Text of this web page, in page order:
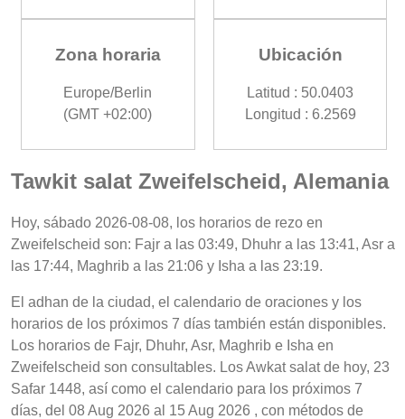
Zona horaria
Europe/Berlin
(GMT +02:00)
Ubicación
Latitud : 50.0403
Longitud : 6.2569
Tawkit salat Zweifelscheid, Alemania
Hoy, sábado 2026-08-08, los horarios de rezo en
Zweifelscheid son: Fajr a las 03:49, Dhuhr a las 13:41, Asr a
las 17:44, Maghrib a las 21:06 y Isha a las 23:19.
El adhan de la ciudad, el calendario de oraciones y los
horarios de los próximos 7 días también están disponibles.
Los horarios de Fajr, Dhuhr, Asr, Maghrib e Isha en
Zweifelscheid son consultables. Los Awkat salat de hoy, 23
Safar 1448, así como el calendario para los próximos 7
días, del 08 Aug 2026 al 15 Aug 2026 , con métodos de